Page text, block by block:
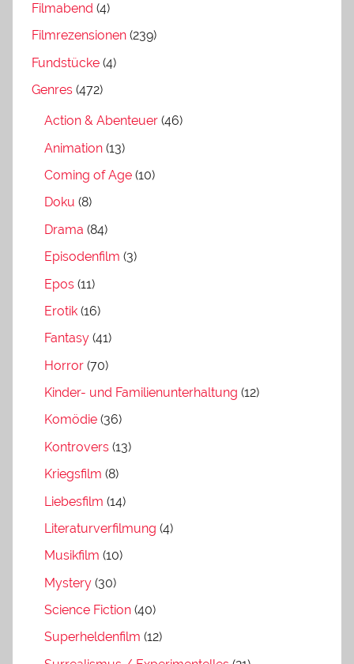
Filmabend (4)
Filmrezensionen (239)
Fundstücke (4)
Genres (472)
Action & Abenteuer (46)
Animation (13)
Coming of Age (10)
Doku (8)
Drama (84)
Episodenfilm (3)
Epos (11)
Erotik (16)
Fantasy (41)
Horror (70)
Kinder- und Familienunterhaltung (12)
Komödie (36)
Kontrovers (13)
Kriegsfilm (8)
Liebesfilm (14)
Literaturverfilmung (4)
Musikfilm (10)
Mystery (30)
Science Fiction (40)
Superheldenfilm (12)